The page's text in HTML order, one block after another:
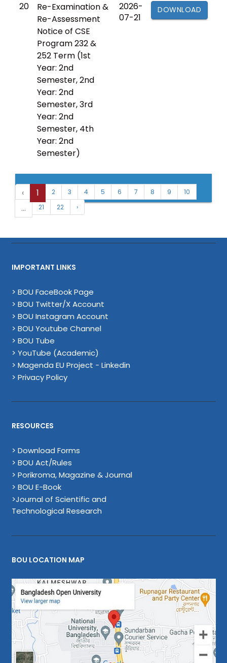
20
Re-Examination &
Re-Assessment
Notice of CSE
Program 232 &
252 Term (1st
Year: 2nd
Semester, 2nd
Year: 2nd
Semester, 3rd
Year: 2nd
Semester, 4th
Year: 2nd
Semester)
2026-
07-21
DOWNLOAD
‹ 1 2 3 4 5 6 7 8 9 10
... 21 22 ›
IMPORTANT LINKS
> BOU FaceBook Page
> BOU Twitter/X Account
> BOU Instagram Account
> BOU Youtube Channel
> BOU Tube
> YouTube (Academic)
> Magenda EU Project - Linkedin
> Privacy Policy
RESOURCES
> Download Forms
> BOU Act/Rules
> Porikroma, Magazine & Journal
> BOU E-Book
>Journal of Scientific and
Technological Research
BOU LOCATION MAP